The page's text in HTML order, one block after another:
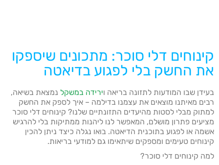
קינוחים דלי סוכר: מתכונים שיספקו
את החשק בלי לפגוע בדיאטה
בעידן שבו המודעות לתזונה בריאה וירידה במשקל נמצאת בשיאה,
רבים מאיתנו מוצאים את עצמנו בדילמה – איך לספק את החשק
למתוק מבלי לסטות מהיעדים התזונתיים שלנו? קינוחים דלי סוכר
מציעים פתרון מושלם, המאפשר לנו ליהנות ממתיקות בלי להרגיש
אשמה או לפגוע בתוכנית הדיאטה. בואו נגלה כיצד ניתן להכין
קינוחים טעימים ומספקים שיתאימו גם למודעי בריאות.
למה קינוחים דלי סוכר?